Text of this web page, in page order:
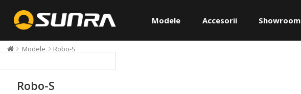
Modele Accesorii Showroom
Modele Robo-S
Robo-S